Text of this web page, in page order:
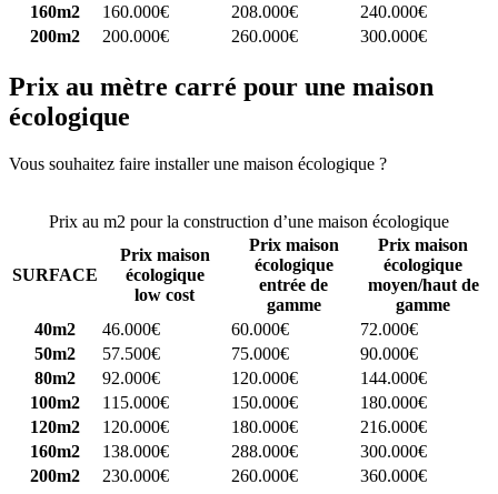
160m2
160.000€ 208.000€
240.000€
200m2
200.000€ 260.000€ 300.000€
Prix au mètre carré pour une maison
écologique
Vous souhaitez faire installer une maison écologique ?
Prix au m2 pour la construction d’une maison écologique
SURFACE
Prix maison
écologique
low cost
Prix maison
écologique
entrée de
gamme
Prix maison
écologique
moyen/haut de
gamme
40m2
46.000€ 60.000€
72.000€
50m2
57.500€ 75.000€
90.000€
80m2
92.000€ 120.000€
144.000€
100m2
115.000€ 150.000€
180.000€
120m2
120.000€ 180.000€
216.000€
160m2
138.000€ 288.000€
300.000€
200m2
230.000€ 260.000€ 360.000€